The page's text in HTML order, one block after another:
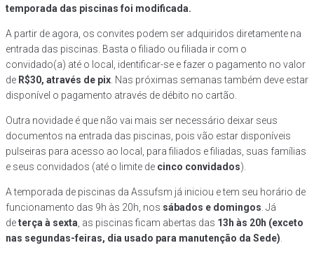
temporada das piscinas foi modificada.
A partir de agora, os convites podem ser adquiridos diretamente na
entrada das piscinas. Basta o filiado ou filiada ir com o
convidado(a) até o local, identificar-se e fazer o pagamento no valor
de R$30, através de pix . Nas próximas semanas também deve estar
disponível o pagamento através de débito no cartão.
Outra novidade é que não vai mais ser necessário deixar seus
documentos na entrada das piscinas, pois vão estar disponíveis
pulseiras para acesso ao local, para filiados e filiadas, suas famílias
e seus convidados (até o limite de cinco convidados).
A temporada de piscinas da Assufsm já iniciou e tem seu horário de
funcionamento das 9h às 20h, nos sábados e domingos . Já
deterça à sexta , as piscinas ficam abertas das 13h às 20h (exceto
nas segundas-feiras, dia usado para manutenção da Sede)